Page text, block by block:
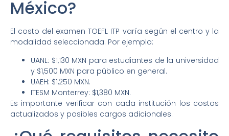
México?
El costo del examen TOEFL ITP varía según el centro y la
modalidad seleccionada. Por ejemplo:
UANL: $1,130 MXN para estudiantes de la universidad
y $1,500 MXN para público en general.
UAEH: $1,250 MXN.
ITESM Monterrey: $1,380 MXN.
Es importante verificar con cada institución los costos
actualizados y posibles cargos adicionales.